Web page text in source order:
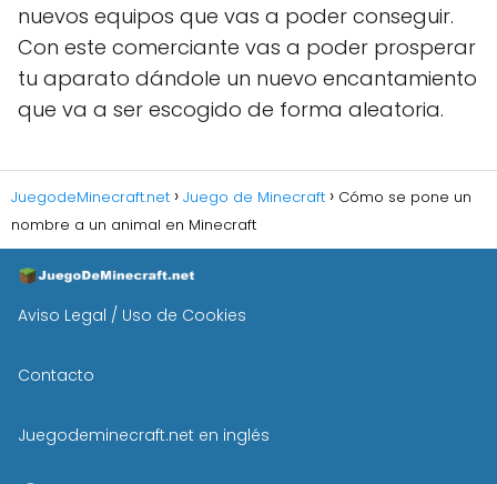
nuevos equipos que vas a poder conseguir.
Con este comerciante vas a poder prosperar
tu aparato dándole un nuevo encantamiento
que va a ser escogido de forma aleatoria.
JuegodeMinecraft.net Juego de Minecraft
Cómo se pone un
nombre a un animal en Minecraft
Aviso Legal / Uso de Cookies
Contacto
Juegodeminecraft.net en inglés